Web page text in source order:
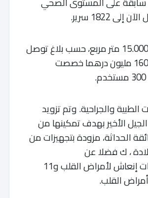
سرير.
وتطلب إنجاز هذا المركب الصحي الجديد، والذي يمتد على مساحة 15.000 متر مربع، حسب بلاغ توصل
به موقع “أحداث أنفو”،استثمارا ناهز 325 مليون درهم، من ضمنها 160 مليون درهما خصصت
والجراحية. وتم تزويد
الأخير بهدف تمكينها من
الجراحية فائقة الحداثة، مزودة بتجهيزات من
، ك فضلا عن
قطبٍ كبير للإنعاش مع 9 قاعات إنعاش متعددة الوظائف و4 قاعات إنعاش لأمراض القلب و11
القلب.